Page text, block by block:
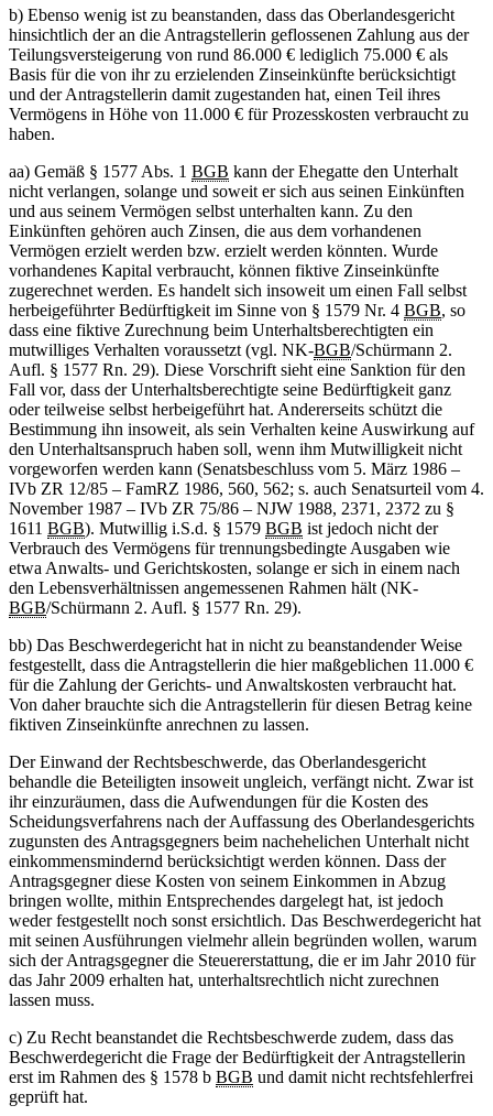
b) Ebenso wenig ist zu beanstanden, dass das Oberlandesgericht
hinsichtlich der an die Antragstellerin geflossenen Zahlung aus der
Teilungsversteigerung von rund 86.000 € lediglich 75.000 € als
Basis für die von ihr zu erzielenden Zinseinkünfte berücksichtigt
und der Antragstellerin damit zugestanden hat, einen Teil ihres
Vermögens in Höhe von 11.000 € für Prozesskosten verbraucht zu
haben.
aa) Gemäß § 1577 Abs. 1 BGB kann der Ehegatte den Unterhalt
nicht verlangen, solange und soweit er sich aus seinen Einkünften
und aus seinem Vermögen selbst unterhalten kann. Zu den
Einkünften gehören auch Zinsen, die aus dem vorhandenen
Vermögen erzielt werden bzw. erzielt werden könnten. Wurde
vorhandenes Kapital verbraucht, können fiktive Zinseinkünfte
zugerechnet werden. Es handelt sich insoweit um einen Fall selbst
herbeigeführter Bedürftigkeit im Sinne von § 1579 Nr. 4 BGB, so
dass eine fiktive Zurechnung beim Unterhaltsberechtigten ein
mutwilliges Verhalten voraussetzt (vgl. NK-BGB/Schürmann 2.
Aufl. § 1577 Rn. 29). Diese Vorschrift sieht eine Sanktion für den
Fall vor, dass der Unterhaltsberechtigte seine Bedürftigkeit ganz
oder teilweise selbst herbeigeführt hat. Andererseits schützt die
Bestimmung ihn insoweit, als sein Verhalten keine Auswirkung auf
den Unterhaltsanspruch haben soll, wenn ihm Mutwilligkeit nicht
vorgeworfen werden kann (Senatsbeschluss vom 5. März 1986 –
IVb ZR 12/85 – FamRZ 1986, 560, 562; s. auch Senatsurteil vom 4.
November 1987 – IVb ZR 75/86 – NJW 1988, 2371, 2372 zu §
1611 BGB). Mutwillig i.S.d. § 1579 BGB ist jedoch nicht der
Verbrauch des Vermögens für trennungsbedingte Ausgaben wie
etwa Anwalts- und Gerichtskosten, solange er sich in einem nach
den Lebensverhältnissen angemessenen Rahmen hält (NK-
BGB/Schürmann 2. Aufl. § 1577 Rn. 29).
bb) Das Beschwerdegericht hat in nicht zu beanstandender Weise
festgestellt, dass die Antragstellerin die hier maßgeblichen 11.000 €
für die Zahlung der Gerichts- und Anwaltskosten verbraucht hat.
Von daher brauchte sich die Antragstellerin für diesen Betrag keine
fiktiven Zinseinkünfte anrechnen zu lassen.
Der Einwand der Rechtsbeschwerde, das Oberlandesgericht
behandle die Beteiligten insoweit ungleich, verfängt nicht. Zwar ist
ihr einzuräumen, dass die Aufwendungen für die Kosten des
Scheidungsverfahrens nach der Auffassung des Oberlandesgerichts
zugunsten des Antragsgegners beim nachehelichen Unterhalt nicht
einkommensmindernd berücksichtigt werden können. Dass der
Antragsgegner diese Kosten von seinem Einkommen in Abzug
bringen wollte, mithin Entsprechendes dargelegt hat, ist jedoch
weder festgestellt noch sonst ersichtlich. Das Beschwerdegericht hat
mit seinen Ausführungen vielmehr allein begründen wollen, warum
sich der Antragsgegner die Steuererstattung, die er im Jahr 2010 für
das Jahr 2009 erhalten hat, unterhaltsrechtlich nicht zurechnen
lassen muss.
c) Zu Recht beanstandet die Rechtsbeschwerde zudem, dass das
Beschwerdegericht die Frage der Bedürftigkeit der Antragstellerin
erst im Rahmen des § 1578 b BGB und damit nicht rechtsfehlerfrei
geprüft hat.